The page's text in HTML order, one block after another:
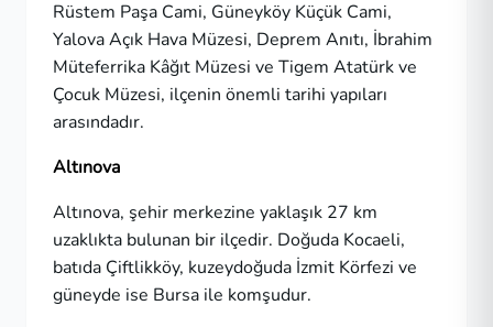
Rüstem Paşa Cami, Güneyköy Küçük Cami,
Yalova Açık Hava Müzesi, Deprem Anıtı, İbrahim
Müteferrika Kâğıt Müzesi ve Tigem Atatürk ve
Çocuk Müzesi, ilçenin önemli tarihi yapıları
arasındadır.
Altınova
Altınova, şehir merkezine yaklaşık 27 km
uzaklıkta bulunan bir ilçedir. Doğuda Kocaeli,
batıda Çiftlikköy, kuzeydoğuda İzmit Körfezi ve
güneyde ise Bursa ile komşudur.